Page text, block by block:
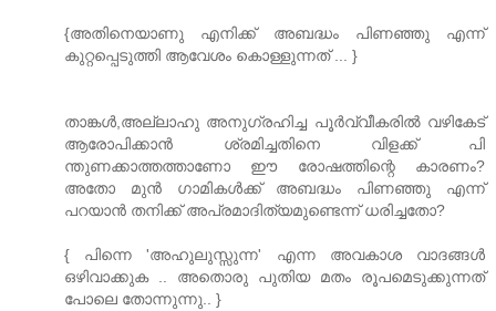
{അതിനെയാണു എനിക്ക്‌ അബദ്ധം പിണഞ്ഞു എന്ന്
കുറ്റപ്പെടുത്തി ആവേശം കൊള്ളുന്നത്‌ ... }
താങ്കൾ,അല്ലാഹു അനുഗ്രഹിച്ച പൂർവ്വീകരിൽ വഴികേട്‌
ആരോപിക്കാൻ ശ്രമിച്ചതിനെ വിളക്ക്‌ പി
ന്തുണക്കാത്തത്താണോ ഈ രോഷത്തിന്റെ കാരണം?
അതോ മുൻ ഗാമികൾക്ക്‌ അബദ്ധം പിണഞ്ഞു എന്ന്
പറയാൻ തനിക്ക്‌ അപ്രമാദിത്യമുണ്ടെന്ന് ധരിച്ചതോ?
{ പിന്നെ 'അഹുലുസ്സുന്ന' എന്ന അവകാശ വാദങ്ങള്‍
ഒഴിവാക്കുക .. അതൊരു പുതിയ മതം രൂപമെടുക്കുന്നത്‌
പോലെ തോന്നുന്നു.. }